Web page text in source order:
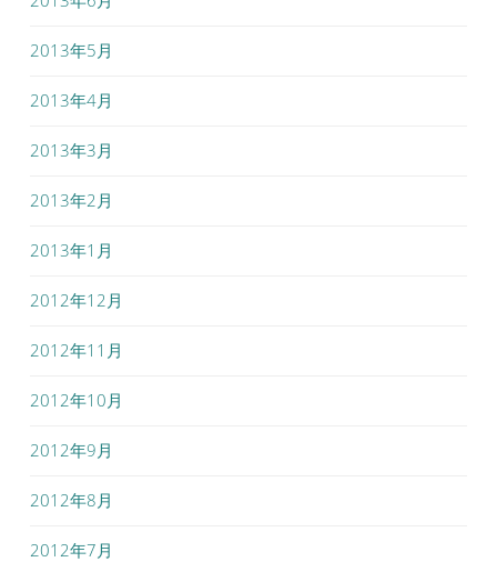
2013年5月
2013年4月
2013年3月
2013年2月
2013年1月
2012年12月
2012年11月
2012年10月
2012年9月
2012年8月
2012年7月